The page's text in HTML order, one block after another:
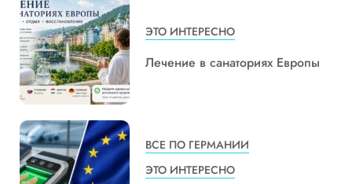
ЭТО ИНТЕРЕСНО
Лечение в санаториях Европы
ВСЕ ПО ГЕРМАНИИ
ЭТО ИНТЕРЕСНО